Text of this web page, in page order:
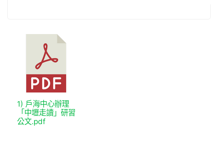
1) 戶海中心辦理
「中壢走讀」研習
公文.pdf